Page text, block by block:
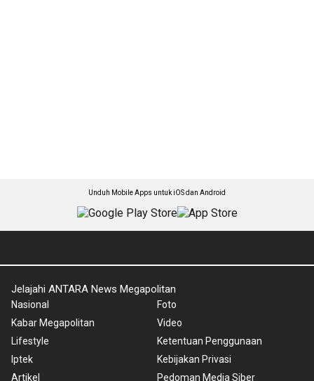
Unduh Mobile Apps untuk iOS dan Android
Jelajahi ANTARA News Megapolitan
Nasional
Kabar Megapolitan
Lifestyle
Iptek
Artikel
Foto
Video
Ketentuan Penggunaan
Kebijakan Privasi
Pedoman Media Siber